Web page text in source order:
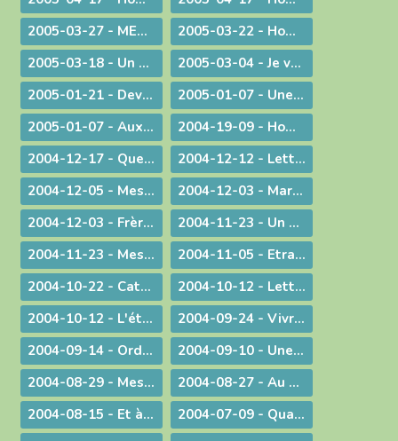
2005-03-27 - MESSAGE PASCAL 2005 : Marcher avec nos jambes !
2005-03-22 - Homélie pour la messe chrismale
2005-03-18 - Un degré de plus !
2005-03-04 - Je vais devenir plus pratiquant
2005-01-21 - Devant l'absurde
2005-01-07 - Une conscience planétaire
2005-01-07 - Aux portes du bonheur !
2004-19-09 - Homélie pour la Messe retransmise par la télévision depuis l'abbatiale d'Ambronay
2004-12-17 - Quelle Famille ?
2004-12-12 - Lettre aux prêtres
2004-12-05 - Message lors de la Messe d'au revoir à St-Didier-sur-Chalaronne
2004-12-03 - Marie, le premier tabernacle de l'histoire
2004-12-03 - Frère Gabriel Taborin, à l'école de la Sainte Famille
2004-11-23 - Un peu d'air frais !
2004-11-23 - Message lors du coup d'envoi pour les JMJ !
2004-11-05 - Etranges, surprenantes Béatitudes
2004-10-22 - Catécoeur ! Jésus est mon trésor
2004-10-12 - Lettre aux prêtres
2004-10-12 - L'étrange pouvoir du clown
2004-09-24 - Vivre en Eglise
2004-09-14 - Ordination sacerdotale à la Chartreuse de Portes
2004-09-10 - Une année eucharistique, 2005
2004-08-29 - Message aux catholiques de Bourg et des environs
2004-08-27 - Au seuil de la nouvelle année pastorale
2004-08-15 - Et à l'heure de notre mort
2004-07-09 - Quand Dieu est reconduit à la frontière